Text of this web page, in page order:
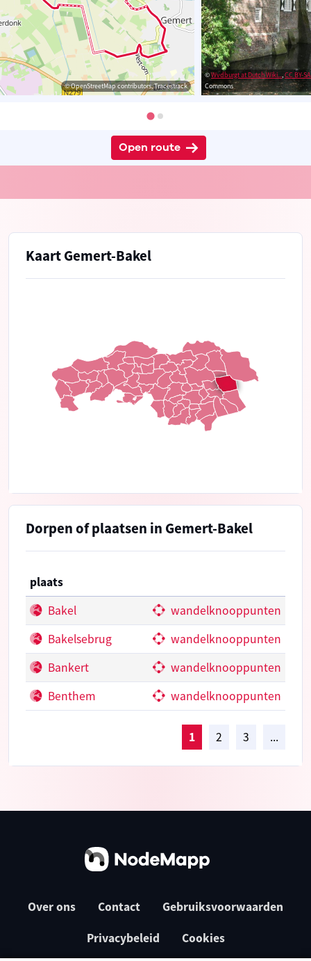
© OpenStreetMap contributors, Tracestrack
©Wvdburgt at Dutch Wiki...,CC BY-
Commons
Open route
Kaart Gemert-Bakel
Dorpen of plaatsen in Gemert-Bakel
plaats
Bakel
wandelknooppunten
Bakelsebrug
wandelknooppunten
Bankert
wandelknooppunten
Benthem
wandelknooppunten
1 2 3 ...
Over ons Contact Gebruiksvoorwaarden
Privacybeleid Cookies